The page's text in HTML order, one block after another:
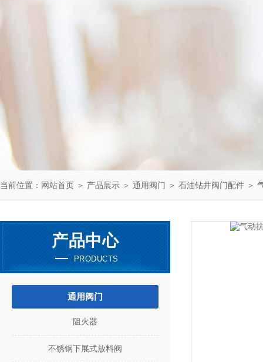
当前位置： 网站首页 ＞ 产品展示 ＞ 通用阀门 ＞ 石油钻井阀门配件 ＞
产品中心
PRODUCTS
通用阀门
阻火器
不锈钢下展式放料阀